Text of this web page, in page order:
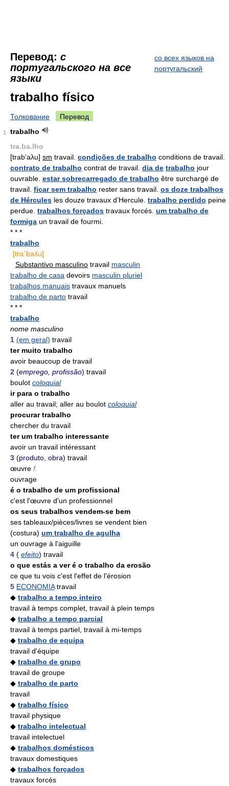
Перевод: с
португальского на все
языки
со всех языков на
португальский
trabalho físico
Толкование Перевод
1
trabalho
tra.ba.lho
[trab‘aλu] sm travail. condições de trabalho conditions de travail.
contrato de trabalho contrat de travail. dia de trabalho jour
ouvrable. estar sobrecarregado de trabalho être surchargé de
travail. ficar sem trabalho rester sans travail. os doze trabalhos
de Hércules les douze travaux d’Hercule. trabalho perdido peine
perdue. trabalhos forçados travaux forcés. um trabalho de
formiga un travail de fourmi.
* * *
trabalho
[tra`baʎu]
Substantivo masculino travail masculin
trabalho de casa devoirs masculin pluriel
trabalhos manuais travaux manuels
trabalho de parto travail
* * *
trabalho
nome masculino
1 (em geral) travail
ter muito trabalho
avoir beaucoup de travail
2 (emprego, profissão) travail
boulot coloquial
ir para o trabalho
aller au travail; aller au boulot coloquial
procurar trabalho
chercher du travail
ter um trabalho interessante
avoir un travail intéressant
3 (produto, obra) travail
œuvre f.
ouvrage
é o trabalho de um profissional
c'est l'œuvre d'un professionnel
os seus trabalhos vendem-se bem
ses tableaux/pièces/livres se vendent bien
(costura) um trabalho de agulha
un ouvrage à l'aiguille
4 ( efeito) travail
o que estás a ver é o trabalho da erosão
ce que tu vois c'est l'effet de l'érosion
5 ECONOMIAtravail
◆ trabalho a tempo inteiro
travail à temps complet, travail à plein temps
◆ trabalho a tempo parcial
travail à temps partiel, travail à mi-temps
◆ trabalho de equipa
travail d'équipe
◆ trabalho de grupo
travail de groupe
◆ trabalho de parto
travail
◆ trabalho físico
travail physique
◆ trabalho intelectual
travail intelectuel
◆ trabalhos domésticos
travaux domestiques
◆ trabalhos forçados
travaux forcés